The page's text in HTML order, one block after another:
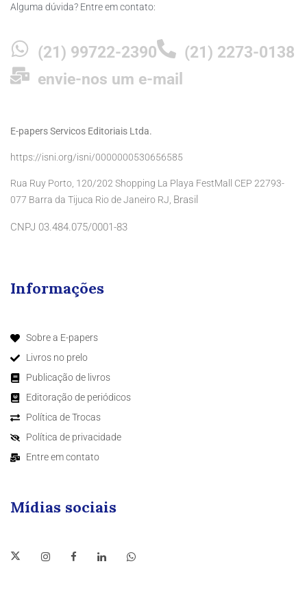
Alguma dúvida? Entre em contato:
(21) 99722-2390
(21) 2273-0138
envie-nos um e-mail
E-papers Servicos Editoriais Ltda.
https://isni.org/isni/0000000530656585
Rua Ruy Porto, 120/202 Shopping La Playa FestMall CEP 22793-
077 Barra da Tijuca Rio de Janeiro RJ, Brasil
CNPJ 03.484.075/0001-83
Informações
Sobre a E-papers
Livros no prelo
Publicação de livros
Editoração de periódicos
Política de Trocas
Política de privacidade
Entre em contato
Mídias sociais